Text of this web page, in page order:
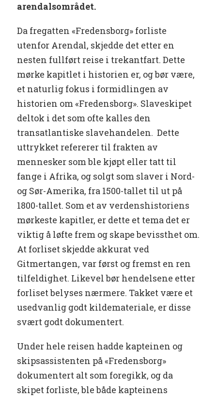
arendalsområdet.
Da fregatten «Fredensborg» forliste
utenfor Arendal, skjedde det etter en
nesten fullført reise i trekantfart. Dette
mørke kapitlet i historien er, og bør være,
et naturlig fokus i formidlingen av
historien om «Fredensborg». Slaveskipet
deltok i det som ofte kalles den
transatlantiske slavehandelen. Dette
uttrykket refererer til frakten av
mennesker som ble kjøpt eller tatt til
fange i Afrika, og solgt som slaver i Nord-
og Sør-Amerika, fra 1500-tallet til ut på
1800-tallet. Som et av verdenshistoriens
mørkeste kapitler, er dette et tema det er
viktig å løfte frem og skape bevissthet om.
At forliset skjedde akkurat ved
Gitmertangen, var først og fremst en ren
tilfeldighet. Likevel bør hendelsene etter
forliset belyses nærmere. Takket være et
usedvanlig godt kildemateriale, er disse
svært godt dokumentert.
Under hele reisen hadde kapteinen og
skipsassistenten på «Fredensborg»
dokumentert alt som foregikk, og da
skipet forliste, ble både kapteinens